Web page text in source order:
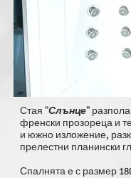
Стая "Слънце"
френски прозореца и
и южно изложение,
прелестни планински
Спалнята е с размер